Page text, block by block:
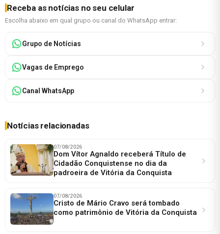
Receba as notícias no seu celular
Escolha abaixo em qual grupo ou canal do WhatsApp entrar:
Grupo de Notícias
Vagas de Emprego
Canal WhatsApp
Notícias relacionadas
07/08/2026
Dom Vítor Agnaldo receberá Título de
Cidadão Conquistense no dia da
padroeira de Vitória da Conquista
07/08/2026
Cristo de Mário Cravo será tombado
como patrimônio de Vitória da Conquista